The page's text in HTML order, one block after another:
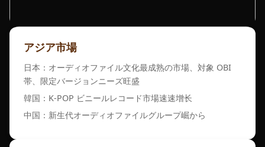
アジア市場
日本：オーディオファイル文化最成熟の市場、対象 OBI
帯、限定バージョンニーズ旺盛
韓国：K-POP ビニールレコード市場速速增长
中国：新生代オーディオファイルグループ崛から